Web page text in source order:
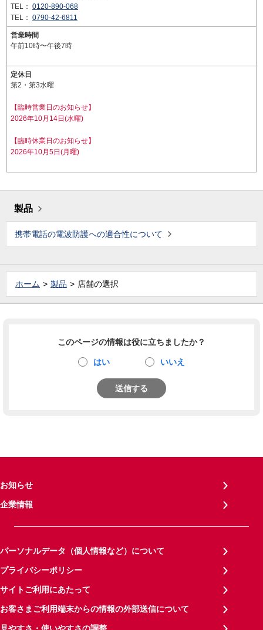
TEL： 0120-890-068
TEL： 0790-42-6811
営業時間
午前10時〜午後7時
定休日
第2・第3水曜
【臨時営業日のお知らせ】
2026年10月14日(水曜)
【臨時休業日のお知らせ】
2026年10月5日(月曜)
製品
携帯電話の電波防護への適合性について
ホーム 製品 店舗の選択
このページの情報は役に立ちましたか？
はい いいえ
送信する
お知らせ
企業情報
パーソナルデータ（個人情報など）について
プライバシーポリシー
サイトご利用にあたって
お客さまご利用端末からの情報の外部送信について